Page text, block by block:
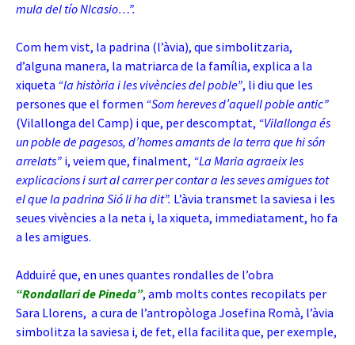
mula del tío NIcasio…”.
Com hem vist, la padrina (l’àvia), que simbolitzaria,
d’alguna manera, la matriarca de la família, explica a la
xiqueta “la història i les vivències del poble”, li diu que les
persones que el formen “Som hereves d’aquell poble antic”
(Vilallonga del Camp) i que, per descomptat, “Vilallonga és
un poble de pagesos, d’homes amants de la terra que hi són
arrelats” i, veiem que, finalment, “La Maria agraeix les
explicacions i surt al carrer per contar a les seves amigues tot
el que la padrina Sió li ha dit”. L’àvia transmet la saviesa i les
seues vivències a la neta i, la xiqueta, immediatament, ho fa
a les amigues.
Adduiré que, en unes quantes rondalles de l’obra
“Rondallari de Pineda”, amb molts contes recopilats per
Sara Llorens, a cura de l’antropòloga Josefina Romà, l’àvia
simbolitza la saviesa i, de fet, ella facilita que, per exemple,